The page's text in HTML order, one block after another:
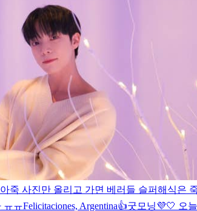
죽 사진만 올리고 가면 베러들 슬퍼해 식은
ㅠㅠFelicitaciones, Argentina👍굿모닝💜🤍 오